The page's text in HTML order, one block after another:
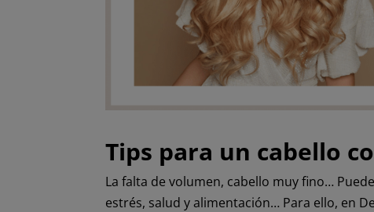
Tips para un cabello
La falta de volumen, cabello muy fino…
estrés, salud y alimentación… Para ello, en